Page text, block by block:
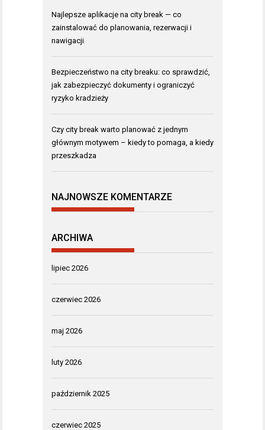
Najlepsze aplikacje na city break — co
zainstalować do planowania, rezerwacji i
nawigacji
Bezpieczeństwo na city breaku: co sprawdzić,
jak zabezpieczyć dokumenty i ograniczyć
ryzyko kradzieży
Czy city break warto planować z jednym
głównym motywem – kiedy to pomaga, a kiedy
przeszkadza
NAJNOWSZE KOMENTARZE
ARCHIWA
lipiec 2026
czerwiec 2026
maj 2026
luty 2026
październik 2025
czerwiec 2025